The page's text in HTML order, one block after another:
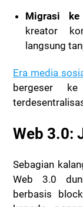
Migrasi
kreator
langsung
Era media
bergeser
Web 3.0:
Sebagian
Web 3.0
berbasis